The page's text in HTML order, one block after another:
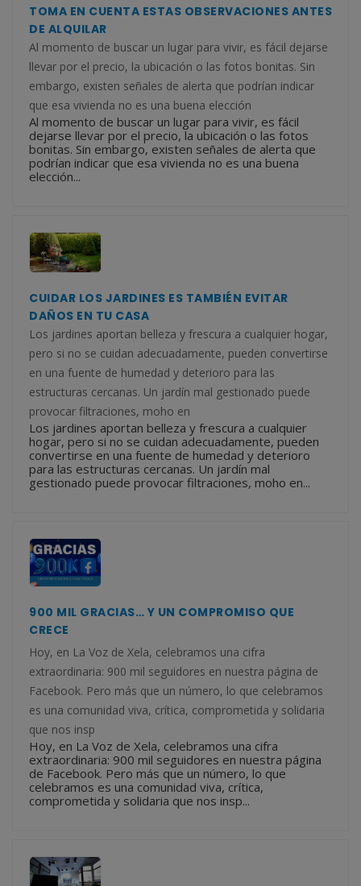
TOMA EN CUENTA ESTAS OBSERVACIONES ANTES
DE ALQUILAR
Al momento de buscar un lugar para vivir, es fácil dejarse
llevar por el precio, la ubicación o las fotos bonitas. Sin
embargo, existen señales de alerta que podrían indicar
que esa vivienda no es una buena elección
Al momento de buscar un lugar para vivir, es fácil
dejarse llevar por el precio, la ubicación o las fotos
bonitas. Sin embargo, existen señales de alerta que
podrían indicar que esa vivienda no es una buena
elección...
CUIDAR LOS JARDINES ES TAMBIÉN EVITAR
DAÑOS EN TU CASA
Los jardines aportan belleza y frescura a cualquier hogar,
pero si no se cuidan adecuadamente, pueden convertirse
en una fuente de humedad y deterioro para las
estructuras cercanas. Un jardín mal gestionado puede
provocar filtraciones, moho en
Los jardines aportan belleza y frescura a cualquier
hogar, pero si no se cuidan adecuadamente, pueden
convertirse en una fuente de humedad y deterioro
para las estructuras cercanas. Un jardín mal
gestionado puede provocar filtraciones, moho en...
900 MIL GRACIAS… Y UN COMPROMISO QUE
CRECE
Hoy, en La Voz de Xela, celebramos una cifra
extraordinaria: 900 mil seguidores en nuestra página de
Facebook. Pero más que un número, lo que celebramos
es una comunidad viva, crítica, comprometida y solidaria
que nos insp
Hoy, en La Voz de Xela, celebramos una cifra
extraordinaria: 900 mil seguidores en nuestra página
de Facebook. Pero más que un número, lo que
celebramos es una comunidad viva, crítica,
comprometida y solidaria que nos insp...